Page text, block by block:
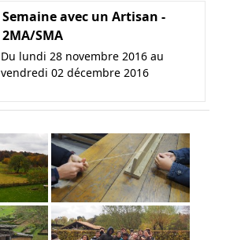
Semaine avec un Artisan -
2MA/SMA
Du lundi 28 novembre 2016 au
vendredi 02 décembre 2016